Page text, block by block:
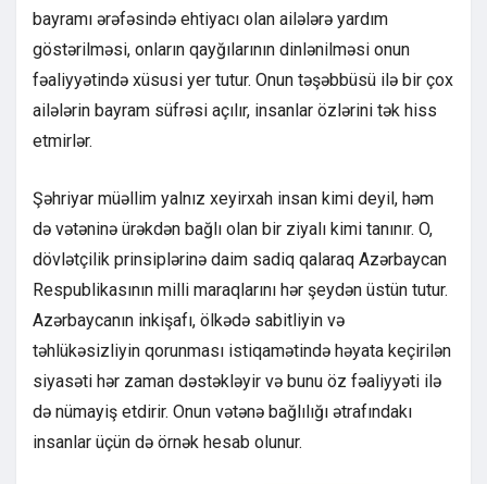
bayramı ərəfəsində ehtiyacı olan ailələrə yardım
göstərilməsi, onların qayğılarının dinlənilməsi onun
fəaliyyətində xüsusi yer tutur. Onun təşəbbüsü ilə bir çox
ailələrin bayram süfrəsi açılır, insanlar özlərini tək hiss
etmirlər.
Şəhriyar müəllim yalnız xeyirxah insan kimi deyil, həm
də vətəninə ürəkdən bağlı olan bir ziyalı kimi tanınır. O,
dövlətçilik prinsiplərinə daim sadiq qalaraq Azərbaycan
Respublikasının milli maraqlarını hər şeydən üstün tutur.
Azərbaycanın inkişafı, ölkədə sabitliyin və
təhlükəsizliyin qorunması istiqamətində həyata keçirilən
siyasəti hər zaman dəstəkləyir və bunu öz fəaliyyəti ilə
də nümayiş etdirir. Onun vətənə bağlılığı ətrafındakı
insanlar üçün də örnək hesab olunur.